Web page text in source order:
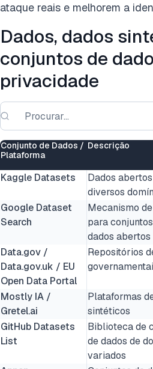
ataque reais e melhorem a
Dados, dados
conjuntos de
privacidade
Conjunto de Dados /
Plataforma
Descrição
Kaggle Datasets
Dados
diversos
Google Dataset
Search
Mecanismo
para
dados abertos
Data.gov /
Data.gov.uk / EU
Open Data Portal
Repositórios
Mostly IA /
Gretel.ai
Plataformas
sintéticos
GitHub Datasets
List
Biblioteca de
de dados de
variados